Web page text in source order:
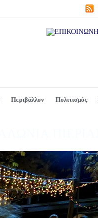
Περιβάλλον Πολιτισμός